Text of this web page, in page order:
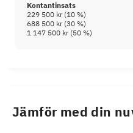
Kontantinsats
229 500 kr(10 %)
688 500 kr(30 %)
1 147 500 kr(50 %)
Jämför med din